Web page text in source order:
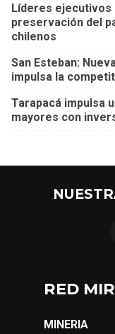
Líderes ejecutivos
preservación del
chilenos
San Esteban:
impulsa la
Tarapacá impulsa
mayores con
RED
MINERIA